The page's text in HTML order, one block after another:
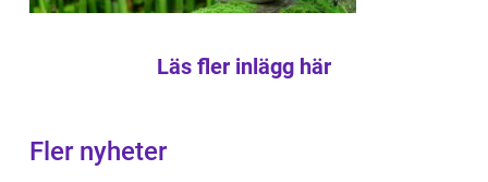
Läs fler inlägg här
Fler nyheter